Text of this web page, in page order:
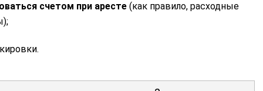
счетом при аресте (как правило, расходные